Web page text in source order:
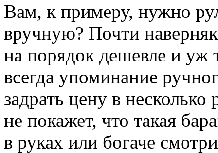
Вам, к примеру, нужно
вручную? Почти
на порядок дешевле и уж
всегда упоминание
задрать цену в несколько
не покажет, что такая
в руках или богаче